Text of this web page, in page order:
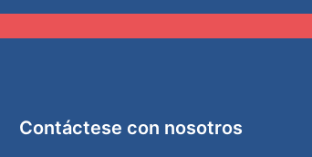
Contáctese con nosotros